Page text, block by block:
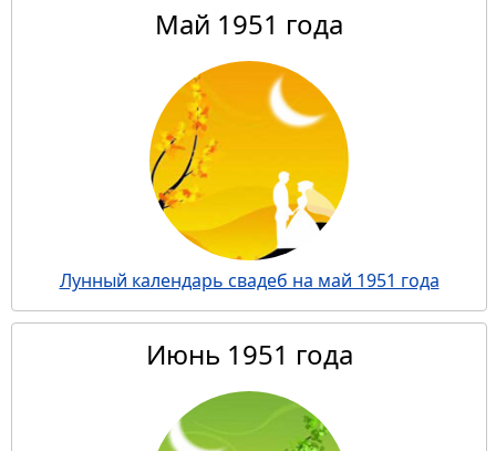
Май 1951 года
Лунный календарь свадеб на май 1951 года
Июнь 1951 года